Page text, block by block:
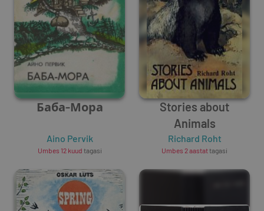
Баба-Мора
Aino Pervik
Umbes 12 kuud tagasi
Stories about
Animals
Richard Roht
Umbes 2 aastattagasi